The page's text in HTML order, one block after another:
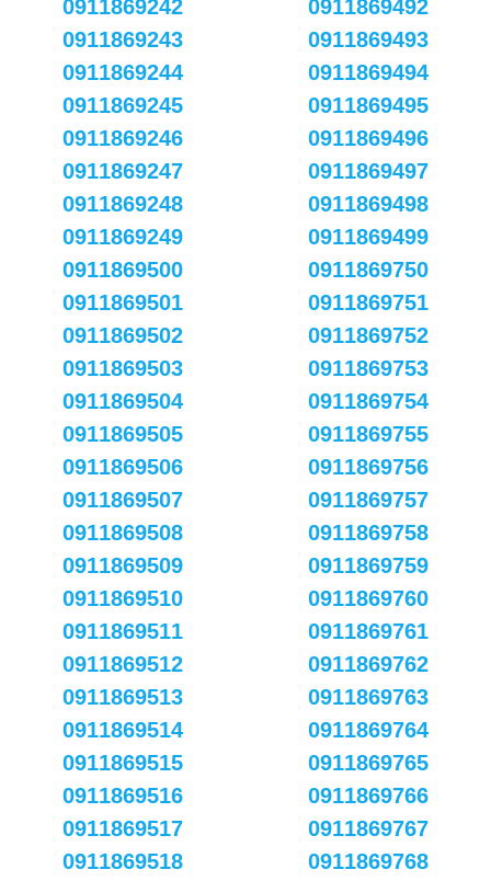
0911869242
0911869243
0911869244
0911869245
0911869246
0911869247
0911869248
0911869249
0911869492
0911869493
0911869494
0911869495
0911869496
0911869497
0911869498
0911869499
0911869500
0911869501
0911869502
0911869503
0911869504
0911869505
0911869506
0911869507
0911869508
0911869509
0911869510
0911869511
0911869512
0911869513
0911869514
0911869515
0911869516
0911869517
0911869518
0911869750
0911869751
0911869752
0911869753
0911869754
0911869755
0911869756
0911869757
0911869758
0911869759
0911869760
0911869761
0911869762
0911869763
0911869764
0911869765
0911869766
0911869767
0911869768